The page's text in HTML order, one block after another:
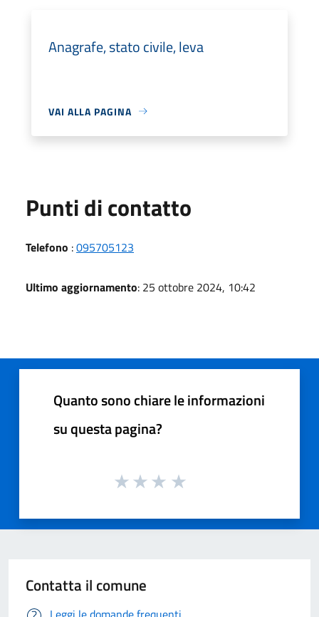
Anagrafe, stato civile, leva
VAI ALLA PAGINA
Punti di contatto
Telefono :095705123
Ultimo aggiornamento: 25 ottobre 2024, 10:42
Quanto sono chiare le informazioni
su questa pagina?
Contatta il comune